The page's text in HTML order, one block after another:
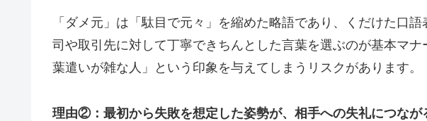
「ダメ元」は「駄目で元々」を縮めた略語であり、くだけた口
司や取引先に対して丁寧できちんとした言葉を選ぶのが基本マ
葉遣いが雑な人」という印象を与えてしまうリスクがあります。
理由②：最初から失敗を想定した姿勢が、相手への失礼につなが